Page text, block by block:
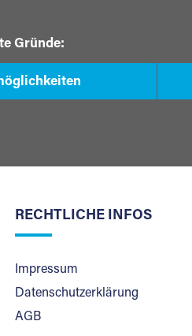
Gründe:
RECHTLICHE INFOS
Impressum
Datenschutzerklärung
AGB